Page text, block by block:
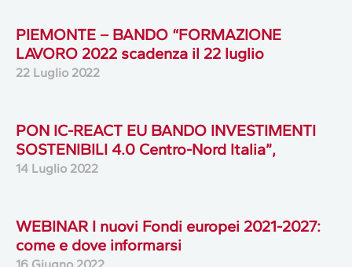
PIEMONTE – BANDO “FORMAZIONE
LAVORO 2022 scadenza il 22 luglio
22 Luglio 2022
PON IC-REACT EU BANDO INVESTIMENTI
SOSTENIBILI 4.0 Centro-Nord Italia”,
14 Luglio 2022
WEBINAR I nuovi Fondi europei 2021-2027:
come e dove informarsi